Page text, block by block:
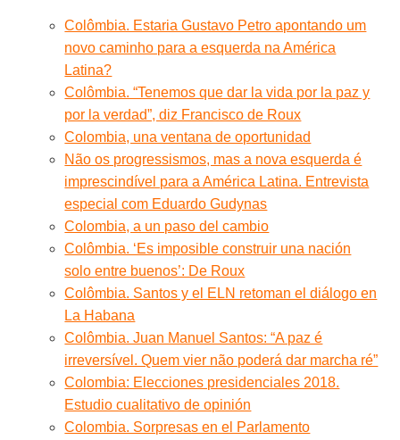
Colômbia. Estaria Gustavo Petro apontando um
novo caminho para a esquerda na América
Latina?
Colômbia. “Tenemos que dar la vida por la paz y
por la verdad”, diz Francisco de Roux
Colombia, una ventana de oportunidad
Não os progressismos, mas a nova esquerda é
imprescindível para a América Latina. Entrevista
especial com Eduardo Gudynas
Colombia, a un paso del cambio
Colômbia. ‘Es imposible construir una nación
solo entre buenos’: De Roux
Colômbia. Santos y el ELN retoman el diálogo en
La Habana
Colômbia. Juan Manuel Santos: “A paz é
irreversível. Quem vier não poderá dar marcha ré”
Colombia: Elecciones presidenciales 2018.
Estudio cualitativo de opinión
Colombia. Sorpresas en el Parlamento